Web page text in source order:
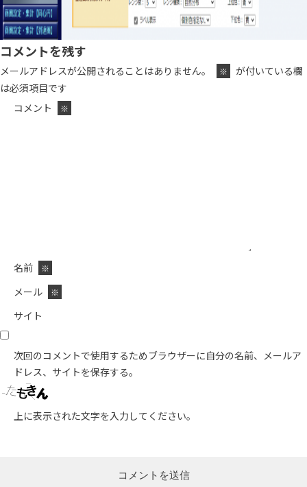
コメントを残す
メールアドレスが公開されることはありません。 ※
が付いている欄
は必須項目です
コメント
※
名前 ※
メール ※
サイト
次回のコメントで使用するためブラウザーに自分の名前、メールア
ドレス、サイトを保存する。
上に表示された文字を入力してください。